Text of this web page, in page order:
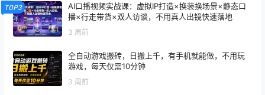
TOP3
AI口播视频实战课：虚拟IP打造×换装换场景×静态口
播×行走带货×双人访谈，不用真人出镜快速落地
3 周前
全自动游戏搬砖，日搬上千，有手机就能做，不用玩
游戏，每天仅需10分钟
3 周前